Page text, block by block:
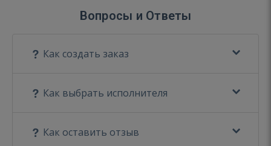
Вопросы и Ответы
Как создать заказ
Как выбрать исполнителя
Как оставить отзыв